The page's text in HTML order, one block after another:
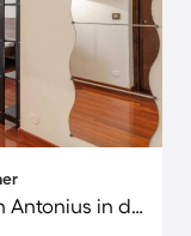
Apartment | Basilika des Heiligen Antonius in der Nähe